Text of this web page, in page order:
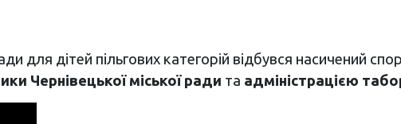
для дітей пільгових категорій відбувся насичений
Чернівецької міської ради та адміністрацією